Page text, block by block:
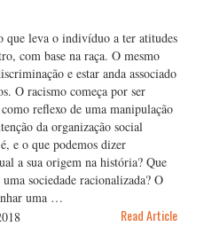
que leva o indivíduo a ter atitudes
com base na raça. O mesmo
e estar anda associado
O racismo começa por ser
reflexo de uma manipulação
da organização social
e o que podemos dizer
a sua origem na história? Que
sociedade racionalizada? O
uma …
Read Article